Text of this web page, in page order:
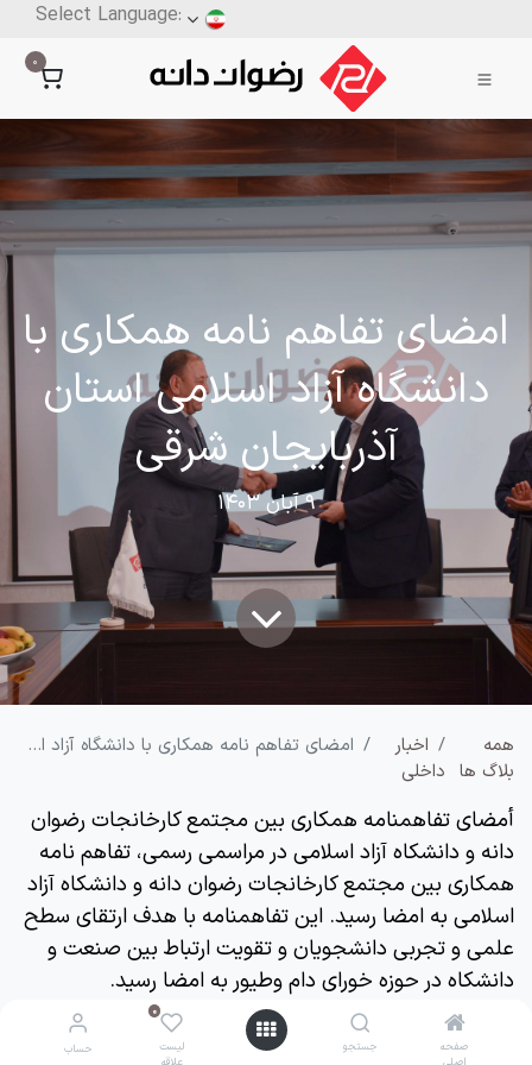
صفحه
جستجو
0
لیست
حساب
صفحه
جستجو
0
لیست
حساب
0
امضای تفاهم نامه همکاری با
دانشگاه آزاد اسلامی استان
آذربایجان شرقی
9 آبان 1403
همه
بلاگ‌ ها
اخبار
داخلی
امضای تفاهم نامه همکاری با دانشگاه آزاد اسلامی استان آذربایجان شرقی
أمضاى تفاهمنامه همكارى بين مجتمع كارخانجات رضوان
دانه و دانشكاه آزاد اسلامى در مراسمى رسمى، تفاهم نامه
همكارى بين مجتمع كارخانجات رضوان دانه و دانشكاه آزاد
اسلامى به امضا رسيد. اين تفاهمنامه با هدف ارتقاى سطح
علمى و تجربى دانشجويان و تقويت ارتباط بين صنعت و
دانشكاه در حوزه خوراى دام وطيور به امضا رسيد.
بر اساس اين تفاهم نامه, مجتمع كارخانجات رضوان دانه با
بركزارى كلاس هاى تخصصى و كاركاههاى عملى در دانشكاه